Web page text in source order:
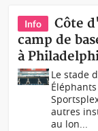
Info
Côte
camp de
à
Le stade
autres
au lon...